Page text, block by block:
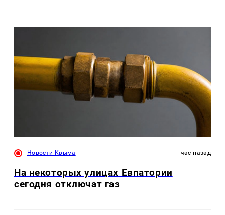
Новости Крыма час назад
На некоторых улицах Евпатории
сегодня отключат газ